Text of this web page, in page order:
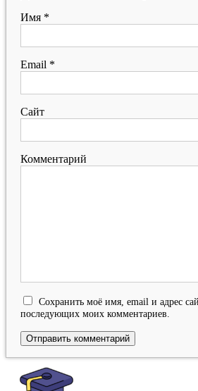
Имя *
Email *
Сайт
Комментарий
Сохранить моё имя, email и адрес
последующих моих комментариев.